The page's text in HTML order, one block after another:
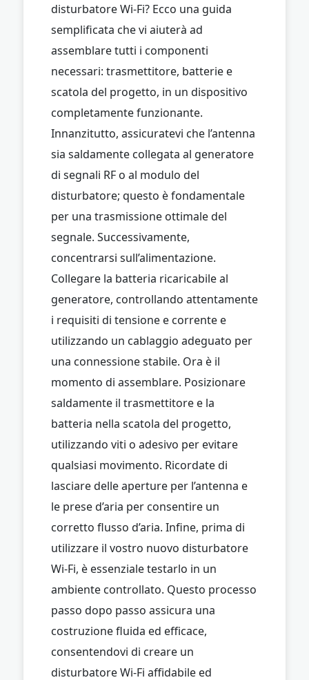
disturbatore Wi-Fi? Ecco una guida
semplificata che vi aiuterà ad
assemblare tutti i componenti
necessari: trasmettitore, batterie e
scatola del progetto, in un dispositivo
completamente funzionante.
Innanzitutto, assicuratevi che l’antenna
sia saldamente collegata al generatore
di segnali RF o al modulo del
disturbatore; questo è fondamentale
per una trasmissione ottimale del
segnale. Successivamente,
concentrarsi sull’alimentazione.
Collegare la batteria ricaricabile al
generatore, controllando attentamente
i requisiti di tensione e corrente e
utilizzando un cablaggio adeguato per
una connessione stabile. Ora è il
momento di assemblare. Posizionare
saldamente il trasmettitore e la
batteria nella scatola del progetto,
utilizzando viti o adesivo per evitare
qualsiasi movimento. Ricordate di
lasciare delle aperture per l’antenna e
le prese d’aria per consentire un
corretto flusso d’aria. Infine, prima di
utilizzare il vostro nuovo disturbatore
Wi-Fi, è essenziale testarlo in un
ambiente controllato. Questo processo
passo dopo passo assicura una
costruzione fluida ed efficace,
consentendovi di creare un
disturbatore Wi-Fi affidabile ed